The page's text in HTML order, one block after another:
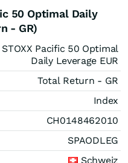
50 Optimal Daily
- GR)
STOXX Pacific 50 Optimal
Daily Leverage EUR
Total Return - GR
Index
CH0148462010
SPAODLEG
Schweiz